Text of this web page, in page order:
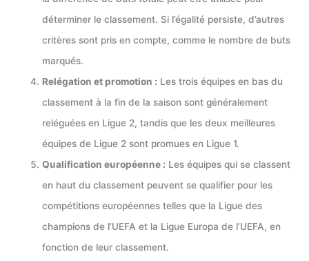
déterminer le classement. Si l’égalité persiste, d’autres
critères sont pris en compte, comme le nombre de buts
marqués.
Relégation et promotion : Les trois équipes en bas du
classement à la fin de la saison sont généralement
reléguées en Ligue 2, tandis que les deux meilleures
équipes de Ligue 2 sont promues en Ligue 1.
Qualification européenne : Les équipes qui se classent
en haut du classement peuvent se qualifier pour les
compétitions européennes telles que la Ligue des
champions de l’UEFA et la Ligue Europa de l’UEFA, en
fonction de leur classement.